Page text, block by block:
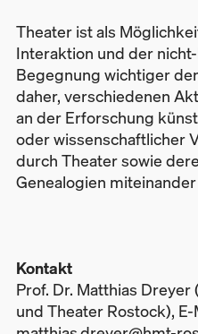
Theater ist als
Interaktion und der
Begegnung wichtiger
daher, verschiedenen
an der Erforschung
oder wissenschaftlicher
durch Theater sowie
Genealogien
Kontakt
Prof. Dr. Matthias
und Theater Rostock), E-